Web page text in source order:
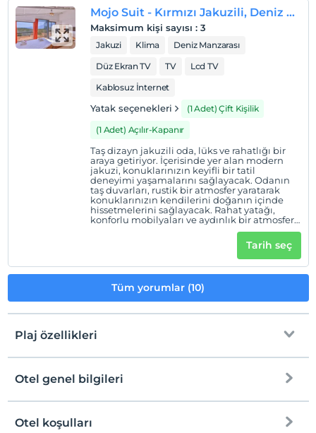
uygundur.
Mojo Suit - Kırmızı Jakuzili, Deniz Manzaralı
Maksimum kişi sayısı : 3
Jakuzi Klima
Deniz Manzarası
Düz Ekran TV
TV
Lcd TV
Kablosuz İnternet
Yatak seçenekleri
(1 Adet) Çift Kişilik
(1 Adet) Açılır-Kapanır
Taş dizayn jakuzili oda, lüks ve rahatlığı bir
araya getiriyor. İçerisinde yer alan modern
jakuzi, konuklarınızın keyifli bir tatil
deneyimi yaşamalarını sağlayacak. Odanın
taş duvarları, rustik bir atmosfer yaratarak
konuklarınızın kendilerini doğanın içinde
hissetmelerini sağlayacak. Rahat yatağı,
konforlu mobilyaları ve aydınlık bir atmosferi
ile bu oda, konuklarınızın unutulmaz bir
konaklama deneyimi yaşamalarını
sağlayacak. Ayrıca, oda içerisinde yer alan
modern olanaklar sayesinde, konuklarınız
rahat bir tatil geçirecekler. Bu taş dizayn
sunarak, konuklarınızın tatillerinden en iyi
fazla 3 Yetişkin veya 2 yetişkin 2 çocuk
konaklamalarına uygundur.
Tarih seç
Tüm yorumlar (10)
Plaj özellikleri
Plaja 1 km mesafededir
Otel genel bilgileri
Otel koşulları